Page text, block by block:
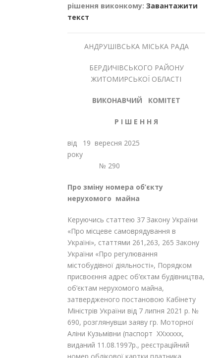
рішення виконкому: Завантажити
текст
АНДРУШІВСЬКА МІСЬКА РАДА
БЕРДИЧІВСЬКОГО РАЙОНУ
ЖИТОМИРСЬКОЇ ОБЛАСТІ
ВИКОНАВЧИЙ КОМІТЕТ
Р І Ш Е Н Н Я
від 19 вересня 2025
року
№ 290
Про зміну номера об’єкту
нерухомого майна
Керуючись статтею 37 Закону України
«Про місцеве самоврядування в
Україні», статтями 261 ,263, 265 Закону
України «Про регулювання
містобудівної діяльності», Порядком
присвоєння адрес об’єктам будівництва,
об’єктам нерухомого майна,
затвердженого постановою Кабінету
Міністрів України від 7 липня 2021 р. №
690, розглянувши заяву гр. Моторної
Аліни Кузьмівни (паспорт ХХххххх,
виданий 11.08.1997р., реєстраційний